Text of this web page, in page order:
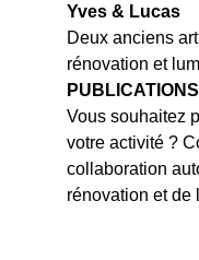
Yves & Lucas
Deux anciens
rénovation et
Vous souhaitez
votre activité ?
collaboration
rénovation et de